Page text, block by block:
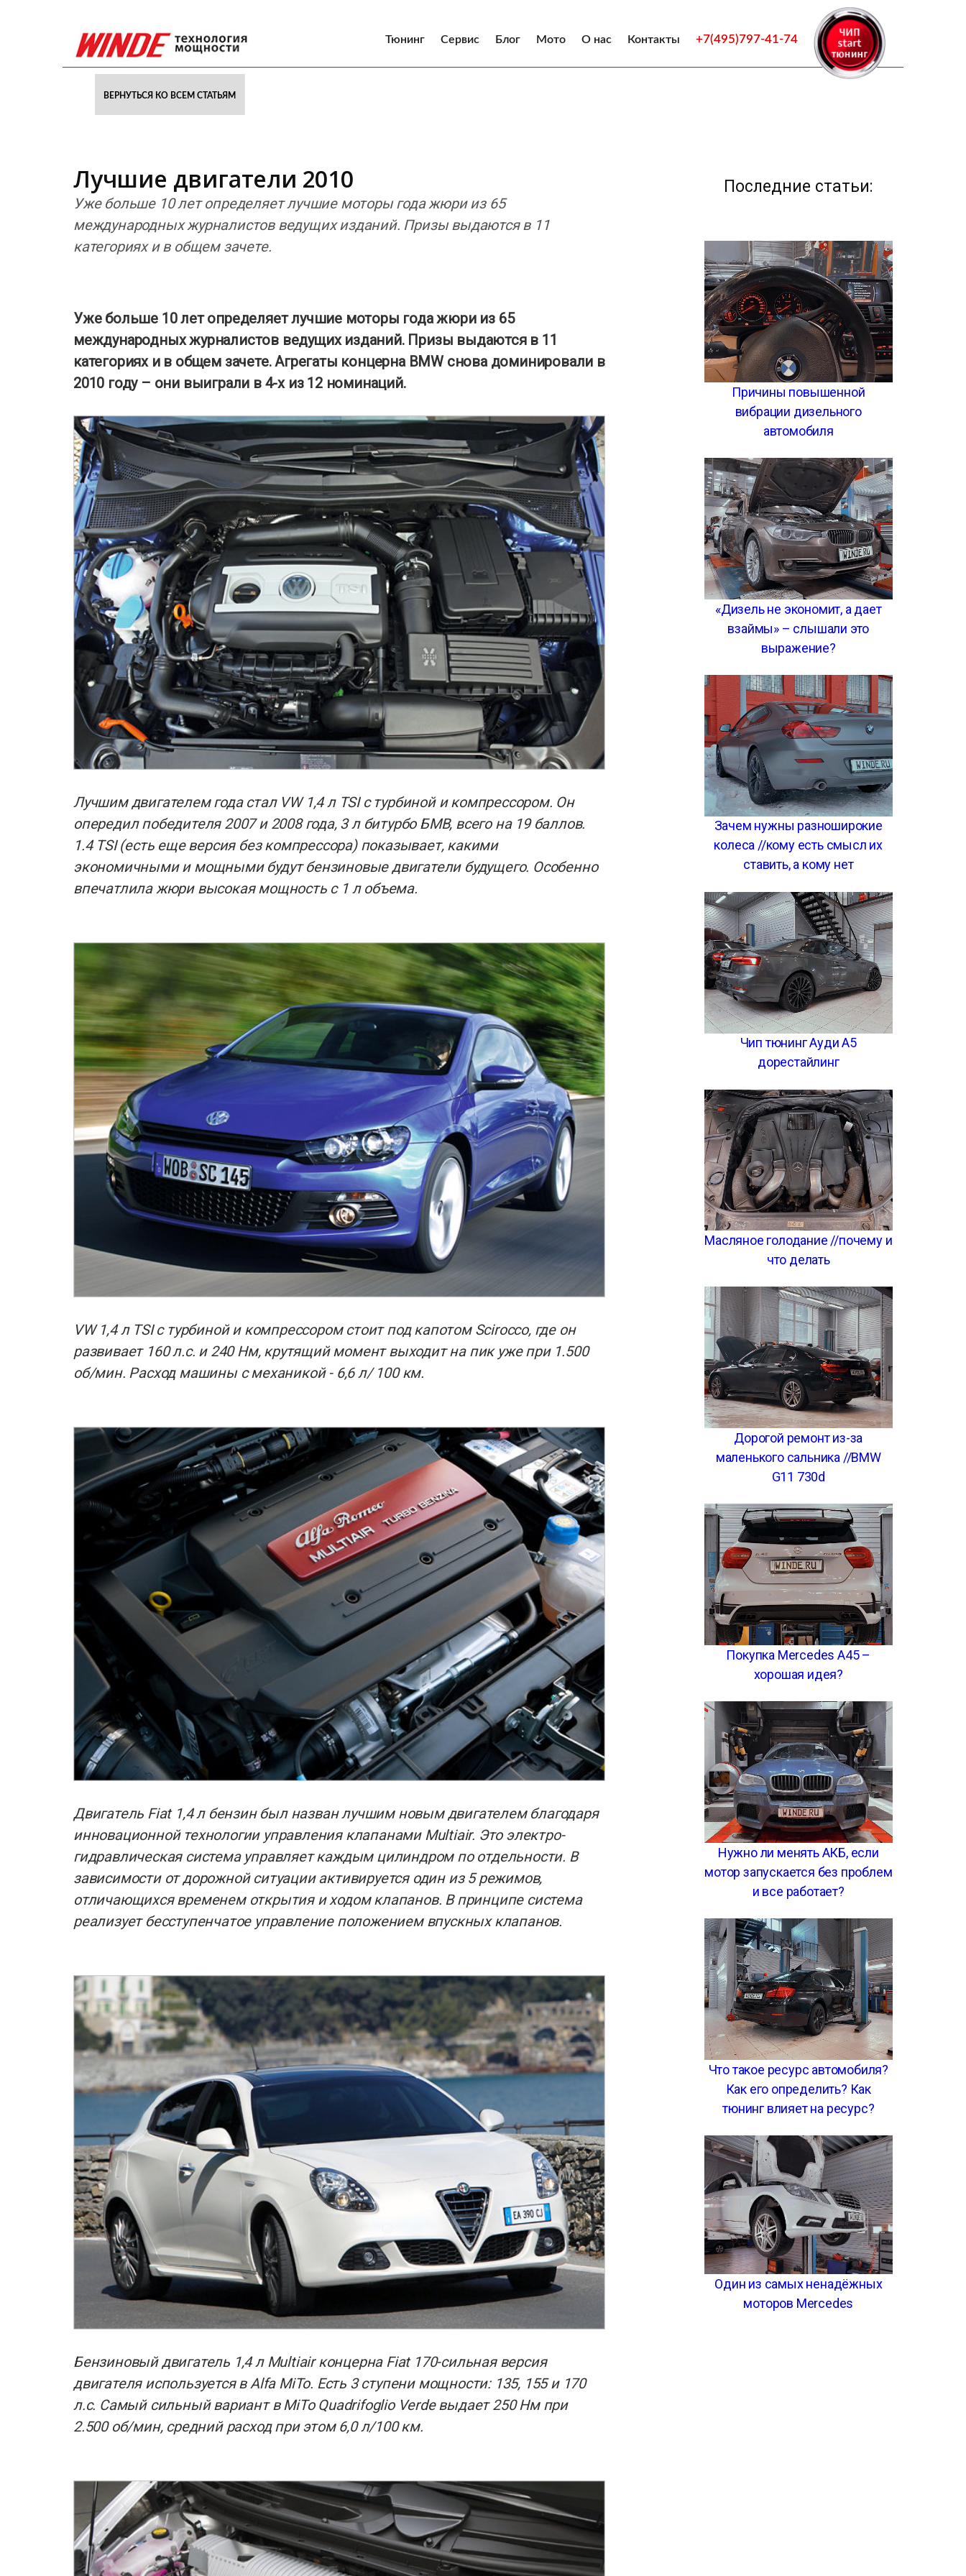
Тюнинг Сервис Блог Мото О нас Контакты +7(495)797-41-74
ВЕРНУТЬСЯ КО ВСЕМ СТАТЬЯМ
Лучшие двигатели 2010
Уже больше 10 лет определяет лучшие моторы года жюри из 65
международных журналистов ведущих изданий. Призы выдаются в 11
категориях и в общем зачете.
Уже больше 10 лет определяет лучшие моторы года жюри из 65
международных журналистов ведущих изданий. Призы выдаются в 11
категориях и в общем зачете. Агрегаты концерна BMW снова доминировали в
2010 году – они выиграли в 4-х из 12 номинаций.
Лучшим двигателем года стал VW 1,4 л TSI с турбиной и компрессором. Он
опередил победителя 2007 и 2008 года, 3 л битурбо БМВ, всего на 19 баллов.
1.4 TSI (есть еще версия без компрессора) показывает, какими
экономичными и мощными будут бензиновые двигатели будущего. Особенно
впечатлила жюри высокая мощность с 1 л объема.
VW 1,4 л TSI с турбиной и компрессором стоит под капотом Scirocco, где он
развивает 160 л.с. и 240 Нм, крутящий момент выходит на пик уже при 1.500
об/мин. Расход машины с механикой - 6,6 л/ 100 км.
Двигатель Fiat 1,4 л бензин был назван лучшим новым двигателем благодаря
инновационной технологии управления клапанами Multiair. Это электро-
гидравлическая система управляет каждым цилиндром по отдельности. В
зависимости от дорожной ситуации активируется один из 5 режимов,
отличающихся временем открытия и ходом клапанов. В принципе система
реализует бесступенчатое управление положением впускных клапанов.
Бензиновый двигатель 1,4 л Multiair концерна Fiat 170-сильная версия
двигателя используется в Alfa MiTo. Есть 3 ступени мощности: 135, 155 и 170
л.с. Самый сильный вариант в MiTo Quadrifoglio Verde выдает 250 Нм при
2.500 об/мин, средний расход при этом 6,0 л/100 км.
Последние статьи:
Причины повышенной
вибрации дизельного
автомобиля
«Дизель не экономит, а дает
взаймы» – слышали это
выражение?
Зачем нужны разноширокие
колеса //кому есть смысл их
ставить, а кому нет
Чип тюнинг Ауди А5
дорестайлинг
Масляное голодание //почему и
что делать
Дорогой ремонт из-за
маленького сальника //BMW
G11 730d
Покупка Mercedes A45 –
хорошая идея?
Нужно ли менять АКБ, если
мотор запускается без проблем
и все работает?
Что такое ресурс автомобиля?
Как его определить? Как
тюнинг влияет на ресурс?
Один из самых ненадёжных
моторов Mercedes